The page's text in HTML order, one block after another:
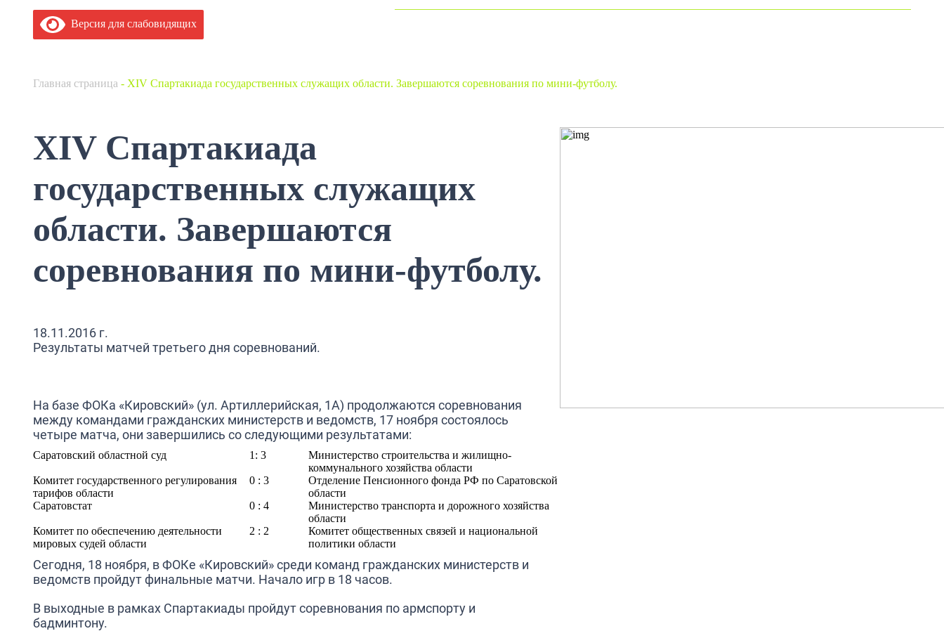
Версия для слабовидящих
Главная страница - XIV Спартакиада государственных служащих области. Завершаются соревнования по мини-футболу.
XIV Спартакиада
государственных служащих
области. Завершаются
соревнования по мини-футболу.
18.11.2016 г.
Результаты матчей третьего дня соревнований.
На базе ФОКа «Кировский» (ул. Артиллерийская, 1А) продолжаются соревнования
между командами гражданских министерств и ведомств, 17 ноября состоялось
четыре матча, они завершились со следующими результатами:
Саратовский областной суд 1: 3
Министерство строительства и жилищно-
коммунального хозяйства области
Комитет государственного регулирования
тарифов области
0 : 3
Отделение Пенсионного фонда РФ по Саратовской
области
Саратовстат
0 : 4
Министерство транспорта и дорожного хозяйства
области
Комитет по обеспечению деятельности
мировых судей области
2 : 2
Комитет общественных связей и национальной
политики области
Сегодня, 18 ноября, в ФОКе «Кировский» среди команд гражданских министерств и
ведомств пройдут финальные матчи. Начало игр в 18 часов.
В выходные в рамках Спартакиады пройдут соревнования по армспорту и
бадминтону.